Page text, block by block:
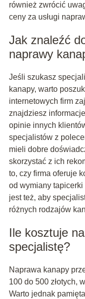
również zwrócić
ceny za usługi
Jak znaleźć
naprawy
Jeśli szukasz
kanapy, warto
internetowych firm
znajdziesz
opinie innych
specjalistów z
mieli dobre
skorzystać z ich
to, czy firma oferuje
od wymiany
jest też, aby
różnych rodzajów
Ile kosztuje
specjalistę?
Naprawa kanapy
100 do 500 złotych,
Warto jednak